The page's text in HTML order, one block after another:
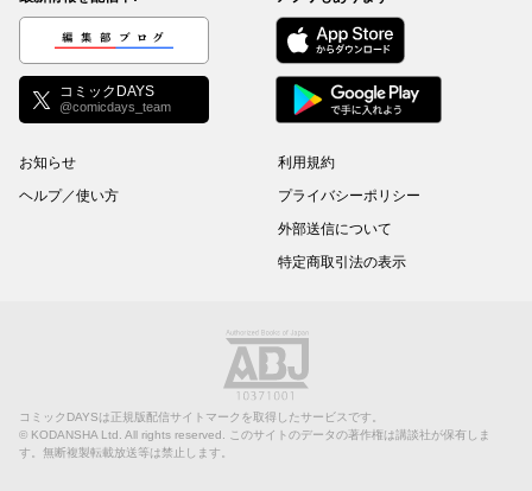
編集部ブログ
コミックDAYS
@comicdays_team
お知らせ
ヘルプ／使い方
利用規約
プライバシーポリシー
外部送信について
特定商取引法の表示
コミックDAYSは正規版配信サイトマークを取得したサービスです。
© KODANSHA Ltd. All rights reserved. このサイトのデータの著作権は講談社が保有しま
す。無断複製転載放送等は禁止します。